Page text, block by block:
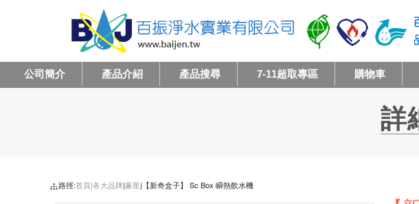
公司簡介 產品介紹 產品搜尋 7-11超取專區 購物車
詳
路徑:首頁|各大品牌|豪星|【新奇盒子】 Sc Box 瞬熱飲水機